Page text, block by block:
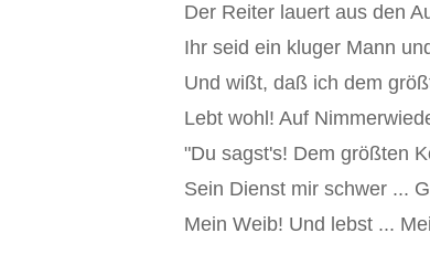
Der Reiter lauert aus den
Ihr seid ein kluger Mann
Und wißt, daß ich dem
Lebt wohl! Auf
"Du sagst's! Dem größten
Sein Dienst mir schwer ...
Mein Weib! Und lebst ...